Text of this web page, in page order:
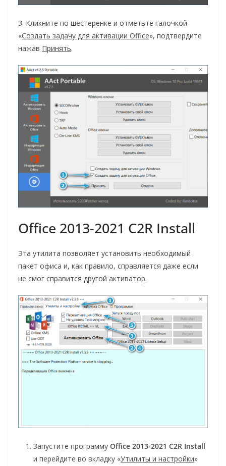
3. Кликните по шестеренке и отметьте галочкой
«Создать задачу для активации Office», подтвердите
нажав Принять.
Office 2013-2021 C2R Install
Эта утилита позволяет установить необходимый
пакет офиса и, как правило, справляется даже если
не смог справится другой активатор.
Запустите программу Office 2013-2021 C2R Install
и перейдите во вкладку «Утилиты и настройки»